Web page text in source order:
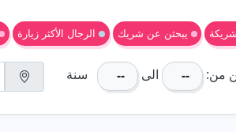
يبحثن عن شريك الرجال الأكثر زيارة
من: الى سنة